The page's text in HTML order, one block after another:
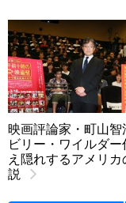
映画評論家・町山智
ビリー・ワイルダ
え隠れするアメリ
説